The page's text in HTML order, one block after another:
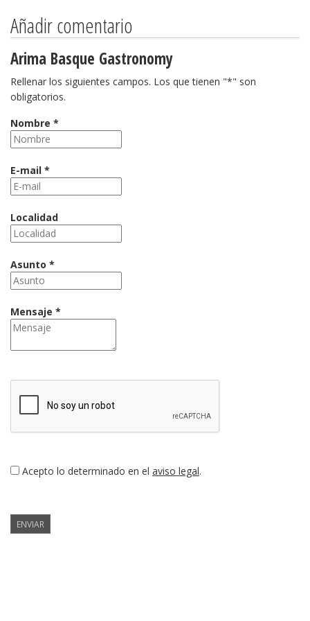
Añadir comentario
Arima Basque Gastronomy
Rellenar los siguientes campos. Los que tienen "*" son
obligatorios.
Nombre *
E-mail *
Localidad
Asunto *
Mensaje *
Acepto lo determinado en el aviso legal.
ENVIAR